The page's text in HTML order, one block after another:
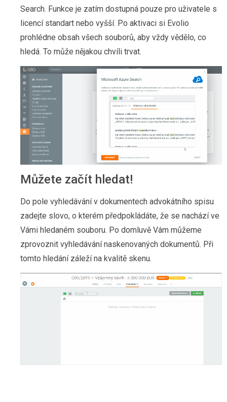
Search. Funkce je zatím dostupná pouze pro uživatele s
licencí standart nebo vyšší. Po aktivaci si Evolio
prohlédne obsah všech souborů, aby vždy vědělo, co
hledá. To může nějakou chvíli trvat.
Můžete začít hledat!
Do pole vyhledávání v dokumentech advokátního spisu
zadejte slovo, o kterém předpokládáte, že se nachází ve
Vámi hledaném souboru. Po domluvě Vám můžeme
zprovoznit vyhledávání naskenovaných dokumentů. Při
tomto hledání záleží na kvalitě skenu.